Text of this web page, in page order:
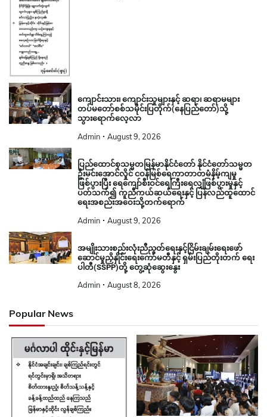
ကျောင်းသား၊ ကျောင်းသူများနှင့် ဆရာ၊ ဆရာမများ
တပ်မတော်စစ်သမိုင်းပြတိုက်(နေပြည်တော်)သို့
သွားရောက်လေ့လာ
Admin August 9, 2026
ပြည်ထောင်စုသမ္မတမြန်မာနိုင်ငံတော် နိုင်ငံတော်သမ္မတ
ဦးမင်းအောင်လှိုင် ငဝန်မြစ်ရေကာတာတမံနိမ့်ကျမှု
ဖြစ်ပွားပြီး ရေကျော်စီးဝင်ရေကြီးရေလျှံဖြစ်ပွားမှုနှင့်
ပတ်သက်၍ ကူညီကယ်ဆယ်ရေးနှင့် ပြန်လည်ထူထောင်
ရေးအစည်းအဝေးသို့တက်ရောက်
Admin August 9, 2026
အမျိုးသားစည်းလုံးညီညွတ်ရေးနှင့်ငြိမ်းချမ်းရေးဖော်
ဆောင်မှုညှိနှိုင်းရေးကော်မတီနှင့် ရှမ်းပြည်တိုးတက် ရေး
ပါတီ(SSPP)တို့ တွေ့ဆုံဆွေးနွေး
Admin August 8, 2026
Popular News